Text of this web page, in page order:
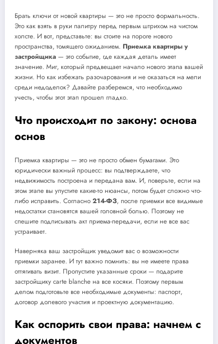
Брать ключи от новой квартиры — это не просто формальность.
Это как взять в руки палитру перед первым штрихом на чистом
холсте. И вот, представьте: вы стоите на пороге нового
пространства, томящего ожиданием. Приемка квартиры у
застройщика — это событие, где каждая деталь имеет
значение. Миг, который предвещает начало нового этапа вашей
жизни. Но как избежать разочарования и не оказаться на мели
среди недоделок? Давайте разберемся, что необходимо
учесть, чтобы этот этап прошел гладко.
Что происходит по закону: основа
основ
Приемка квартиры — это не просто обмен бумагами. Это
юридически важный процесс: вы подтверждаете, что
недвижимость построена и передана вам. И, поверьте, если на
этом этапе вы упустите какие-то нюансы, потом будет сложно что-
либо исправить. Согласно 214-ФЗ, после приемки все видимые
недостатки становятся вашей головной болью. Поэтому не
спешите подписывать акт приема-передачи, если не все вас
устраивает.
Наверняка ваш застройщик уведомит вас о возможности
приемки заранее. И тут важно помнить: вы не имеете права
оттягивать визит. Пропустите указанные сроки — подарите
застройщику carte blanche на все косяки. Поэтому первым
делом подготовьте все необходимые документы: паспорт,
договор долевого участия и проектную документацию.
Как оспорить свои права: начнем с
документов